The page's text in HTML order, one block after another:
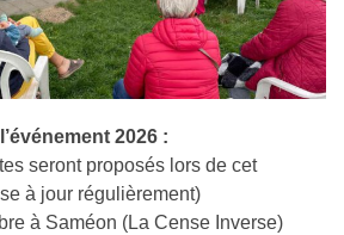
2026 :
seront proposés lors de cet
à jour régulièrement)
à Saméon (La Cense Inverse)